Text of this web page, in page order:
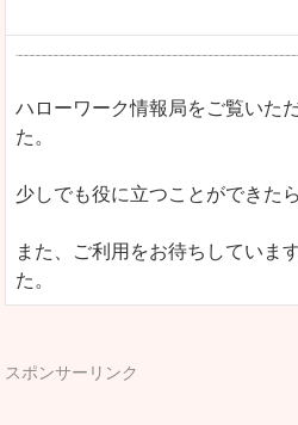
ハローワーク情報局をご覧いた
た。
少しでも役に立つことができた
また、ご利用をお待ちしていま
た。
スポンサーリンク